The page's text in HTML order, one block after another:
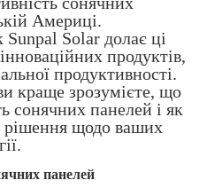
Америці.
Solar долає ці
продуктів,
продуктивності.
краще зрозумієте, що
сонячних панелей і як
рішення щодо ваших
панелей